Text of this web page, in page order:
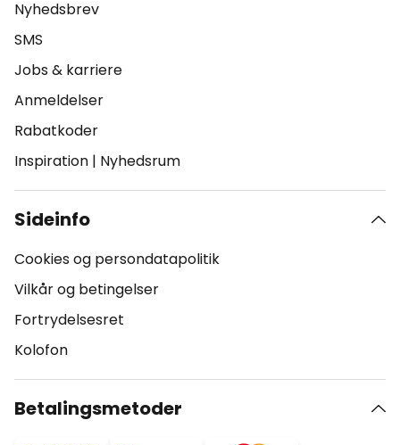
Nyhedsbrev
SMS
Jobs & karriere
Anmeldelser
Rabatkoder
Inspiration | Nyhedsrum
Sideinfo
Cookies og persondatapolitik
Vilkår og betingelser
Fortrydelsesret
Kolofon
Betalingsmetoder